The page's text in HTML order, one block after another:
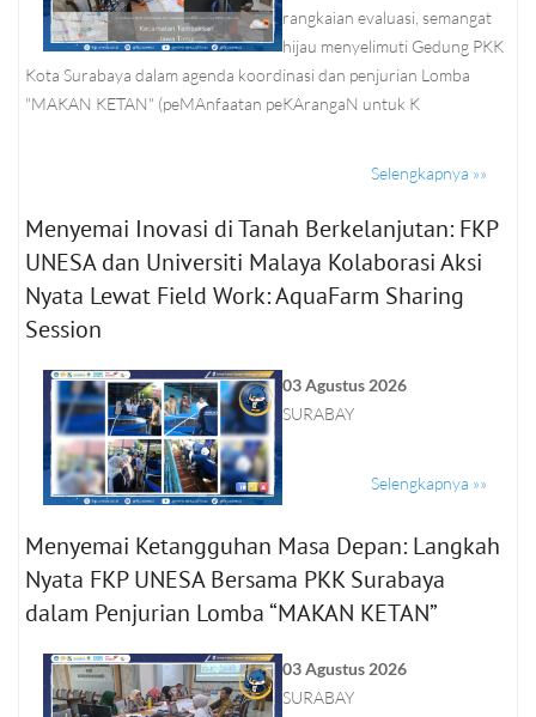
rangkaian evaluasi, semangat
hijau menyelimuti Gedung PKK
Kota Surabaya dalam agenda koordinasi dan penjurian Lomba
"MAKAN KETAN" (peMAnfaatan peKArangaN untuk K
Selengkapnya »»
Menyemai Inovasi di Tanah Berkelanjutan: FKP
UNESA dan Universiti Malaya Kolaborasi Aksi
Nyata Lewat Field Work: AquaFarm Sharing
Session
03 Agustus 2026
SURABAY
Selengkapnya »»
Menyemai Ketangguhan Masa Depan: Langkah
Nyata FKP UNESA Bersama PKK Surabaya
dalam Penjurian Lomba “MAKAN KETAN”
03 Agustus 2026
SURABAY